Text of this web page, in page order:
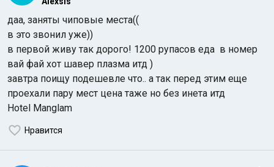
даа, заняты чиповые места((
в это звонил уже))
в первой живу так дорого! 1200 рупасов еда в номер
вай фай хот шавер плазма итд )
завтра поищу подешевле что.. а так перед этим еще
проехали пару мест цена таже но без инета итд
Hotel Manglam
Нравится